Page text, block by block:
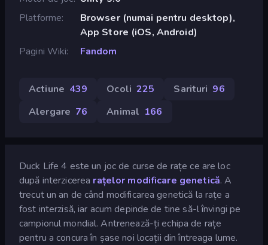
Platforme
Browser (numai pentru desktop),
App Store (iOS, Android)
Pagini Wiki
Fandom
Actiune 439 Ocoli 225 Sarituri 96
Alergare 76 Animal 166
Duck Life 4 este un joc de curse de rațe ce are loc
după interzicerea rațelor modificare genetică. A
trecut un an de când modificarea genetică la rațe a
fost interzisă, iar acum depinde de tine să-l învingi pe
campionul mondial. Antrenează-ți echipa de rațe
pentru a concura în șase noi locații din întreaga lume.